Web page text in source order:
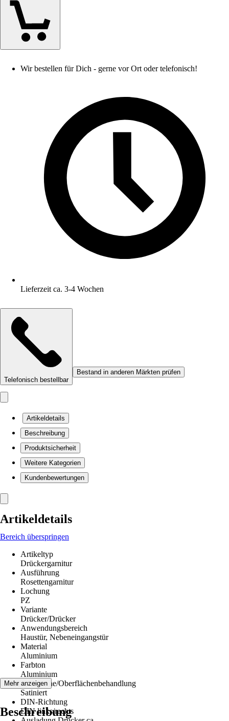
Wir bestellen für Dich - gerne vor Ort oder telefonisch!
Lieferzeit ca. 3-4 Wochen
Telefonisch bestellbar
Bestand in anderen Märkten prüfen
Artikeldetails
Beschreibung
Produktsicherheit
Weitere Kategorien
Kundenbewertungen
Artikeldetails
Bereich überspringen
Artikeltyp
Drückergarnitur
Ausführung
Rosettengarnitur
Lochung
PZ
Variante
Drücker/Drücker
Anwendungsbereich
Haustür, Nebeneingangstür
Material
Aluminium
Farbton
Aluminium
Oberfläche/Oberflächenbehandlung
Satiniert
DIN-Richtung
DIN links/rechts
Mehr anzeigen
Beschreibung